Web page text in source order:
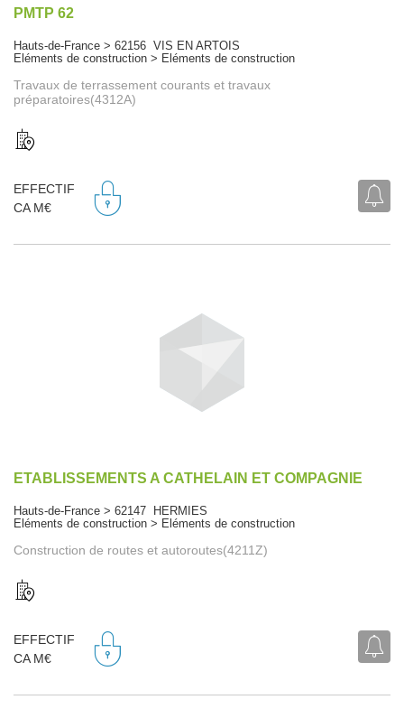
PMTP 62
Hauts-de-France > 62156 VIS EN ARTOIS
Eléments de construction > Eléments de construction
Travaux de terrassement courants et travaux
préparatoires(4312A)
EFFECTIF
CA M€
ETABLISSEMENTS A CATHELAIN ET COMPAGNIE
Hauts-de-France > 62147 HERMIES
Eléments de construction > Eléments de construction
Construction de routes et autoroutes(4211Z)
EFFECTIF
CA M€